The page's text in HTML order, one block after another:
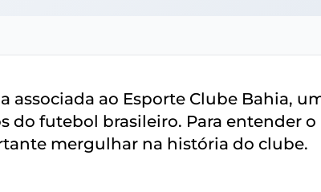
associada ao Esporte Clube Bahia,
do futebol brasileiro. Para entender o
mergulhar na história do clube.